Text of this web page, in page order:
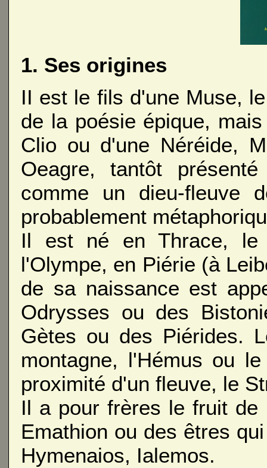
1. Ses origines
II est le fils d'une Muse,
de la poésie épique,
Clio ou d'une Néréide,
Oeagre, tantôt
comme un dieu-fleuve
probablement
Il est né en Thrace, le
l'Olympe, en Piérie (à
de sa naissance est
Odrysses ou des
Gètes ou des Piérides.
montagne, l'Hémus ou
proximité d'un fleuve, le
Il a pour frères le fruit de
Emathion ou des êtres
Hymenaios, Ialemos.